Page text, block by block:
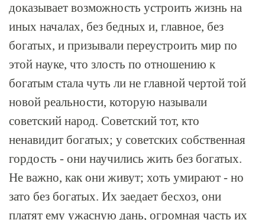
доказывает возможность устроить жизнь на
иных началах, без бедных и, главное, без
богатых, и призывали переустроить мир по
этой науке, что злость по отношению к
богатым стала чуть ли не главной чертой той
новой реальности, которую называли
советский народ. Советский тот, кто
ненавидит богатых; у советских собственная
гордость - они научились жить без богатых.
Не важно, как они живут; хоть умирают - но
зато без богатых. Их заедает бесхоз, они
платят ему ужасную дань, огромная часть их